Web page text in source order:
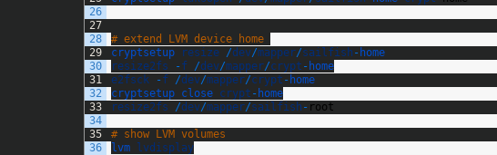
26
27
28
29
30
31
32
33
34
35
36
# extend LVM device home
cryptsetup
resize /dev/mapper/sailfish - home
resize2fs
-f /dev/mapper/crypt - home
e2fsck
-f /dev/mapper/crypt - home
cryptsetup close crypt - home
resize2fs
/dev/mapper/sailfish - root
# show LVM volumes
lvm
lvdisplay